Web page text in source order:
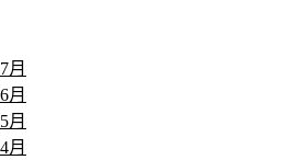
月
月
月
月